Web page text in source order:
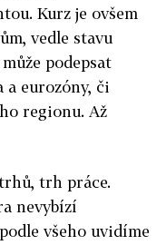
Kurz je ovšem
vedle stavu
podepsat
eurozóny, či
regionu. Až
trh práce.
nevybízí
všeho uvidíme